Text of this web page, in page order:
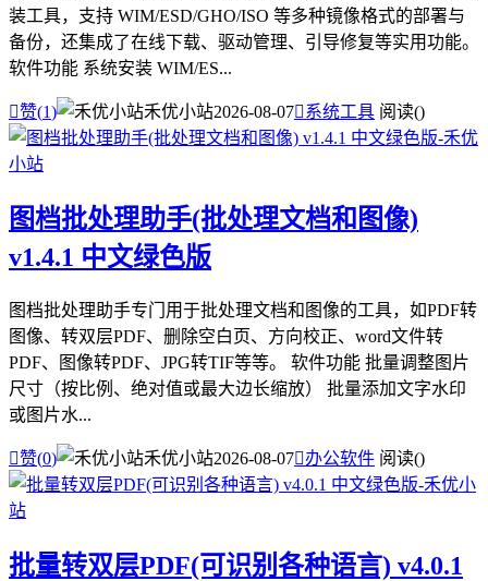
装工具，支持 WIM/ESD/GHO/ISO 等多种镜像格式的部署与
备份，还集成了在线下载、驱动管理、引导修复等实用功能。
软件功能 系统安装 WIM/ES...
赞(1) 禾优小站2026-08-07系统工具 阅读()
图档批处理助手(批处理文档和图像)
v1.4.1 中文绿色版
图档批处理助手专门用于批处理文档和图像的工具，如PDF转
图像、转双层PDF、删除空白页、方向校正、word文件转
PDF、图像转PDF、JPG转TIF等等。 软件功能 批量调整图片
尺寸（按比例、绝对值或最大边长缩放） 批量添加文字水印
或图片水...
赞(0) 禾优小站2026-08-07办公软件 阅读()
批量转双层PDF(可识别各种语言) v4.0.1